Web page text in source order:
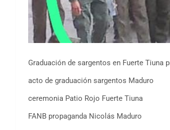
Graduación de sargentos en Fuerte Tiuna
acto de graduación sargentos Maduro
ceremonia Patio Rojo Fuerte Tiuna
FANB propaganda Nicolás Maduro